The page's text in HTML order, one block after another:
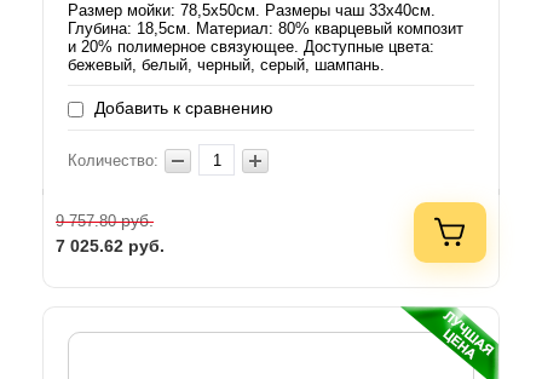
Размер мойки: 78,5х50см. Размеры чаш 33х40см.
Глубина: 18,5см. Материал: 80% кварцевый композит
и 20% полимерное связующее. Доступные цвета:
бежевый, белый, черный, серый, шампань.
Добавить к сравнению
Количество:
9 757.80руб.
7 025.62 руб.